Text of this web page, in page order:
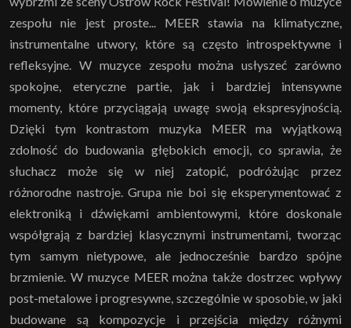
zespołu nie jest proste... MEER stawia na klimatyczne,
instrumentalne utwory, które są często introspektywne i
refleksyjne. W muzyce zespołu można usłyszeć zarówno
spokojne, eteryczne partie, jak i bardziej intensywne
momenty, które przyciągają uwagę swoją ekspresyjnością.
Dzięki tym kontrastom muzyka MEER ma wyjątkową
zdolność do budowania głębokich emocji, co sprawia, że
słuchacz może się w niej zatopić, podróżując przez
różnorodne nastroje. Grupa nie boi się eksperymentować z
elektroniką i dźwiękami ambientowymi, które doskonale
współgrają z bardziej klasycznymi instrumentami, tworząc
tym samym nietypowe, ale jednocześnie bardzo spójne
brzmienie. W muzyce MEER można także dostrzec wpływy
post-metalowe i progresywne, szczególnie w sposobie, w jaki
budowane są kompozycje i przejścia między różnymi